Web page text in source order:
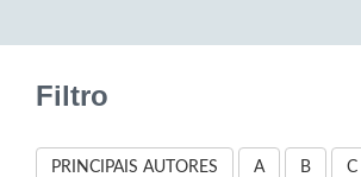
Filtro
PRINCIPAIS AUTORES A B C